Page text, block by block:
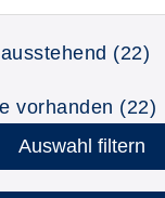
(22)
vorhanden (22)
Auswahl filtern